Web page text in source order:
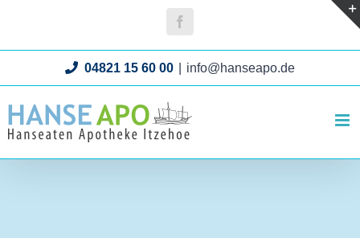
Facebook
04821 15 60 00 info@hanseapo.de